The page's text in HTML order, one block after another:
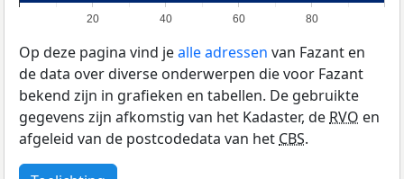
20 40 60 80
Op deze pagina vind jealle adressen van Fazant en
de data over diverse onderwerpen die voor Fazant
bekend zijn in grafieken en tabellen. De gebruikte
gegevens zijn afkomstig van het Kadaster, deRVO en
afgeleid van de postcodedata van hetCBS.